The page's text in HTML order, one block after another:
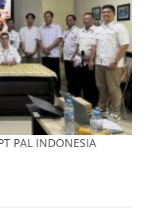
PAL INDONESIA